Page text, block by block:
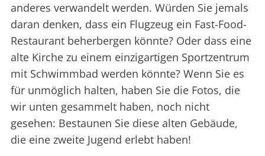
anderes verwandelt werden. Würden Sie jemals
daran denken, dass ein Flugzeug ein Fast-Food-
Restaurant beherbergen könnte? Oder dass eine
alte Kirche zu einem einzigartigen Sportzentrum
mit Schwimmbad werden könnte? Wenn Sie es
für unmöglich halten, haben Sie die Fotos, die
wir unten gesammelt haben, noch nicht
gesehen: Bestaunen Sie diese alten Gebäude,
die eine zweite Jugend erlebt haben!